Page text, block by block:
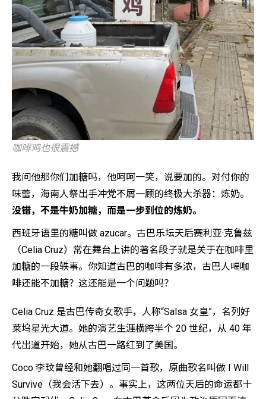
咖啡鸡也很震撼
我问他那你们加糖吗，他呵呵一笑，说要加的。对付你的
味蕾，海南人祭出手冲党不屑一顾的终极大杀器：炼奶。
没错，不是牛奶加糖，而是一步到位的炼奶。
西班牙语里的糖叫做 azucar。古巴乐坛天后赛利亚·克鲁兹
（Celia Cruz）常在舞台上讲的著名段子就是关于在咖啡里
加糖的一段轶事。你知道古巴的咖啡有多浓，古巴人喝咖
啡还能不加糖？这还能是一个问题吗？
Celia Cruz 是古巴传奇女歌手，人称“Salsa 女皇”，名列好
莱坞星光大道。她的演艺生涯横跨半个 20 世纪，从 40 年
代出道开始，她从古巴一路红到了美国。
Coco 李玟曾经和她翻唱过同一首歌，原曲歌名叫做 I Will
Survive（我会活下去）。事实上，这两位天后的命运都十